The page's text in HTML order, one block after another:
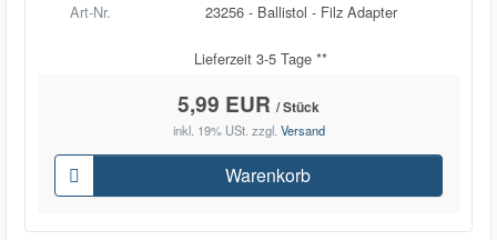
Art-Nr.
23256 - Ballistol - Filz Adapter
Lieferzeit 3-5 Tage **
5,99 EUR / Stück
inkl. 19% USt. zzgl. Versand
Warenkorb